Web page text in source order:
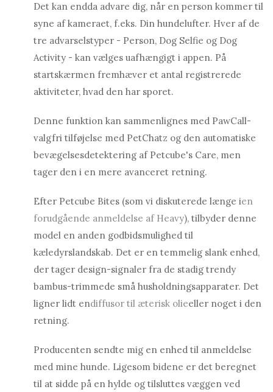
Det kan endda advare dig, når en person kommer til
syne af kameraet, f.eks. Din hundelufter. Hver af de
tre advarselstyper - Person, Dog Selfie og Dog
Activity - kan vælges uafhængigt i appen. På
startskærmen fremhæver et antal registrerede
aktiviteter, hvad den har sporet.
Denne funktion kan sammenlignes med PawCall-
valgfri tilføjelse med PetChatz og den automatiske
bevægelsesdetektering af Petcube's Care, men
tager den i en mere avanceret retning.
Efter Petcube Bites (som vi diskuterede længe ien
forudgående anmeldelse af Heavy), tilbyder denne
model en anden godbidsmulighed til
kæledyrslandskab. Det er en temmelig slank enhed,
der tager design-signaler fra de stadig trendy
bambus-trimmede små husholdningsapparater. Det
ligner lidt endiffusor til æterisk olieeller noget i den
retning.
Producenten sendte mig en enhed til anmeldelse
med mine hunde. Ligesom bidene er det beregnet
til at sidde på en hylde og tilsluttes væggen ved